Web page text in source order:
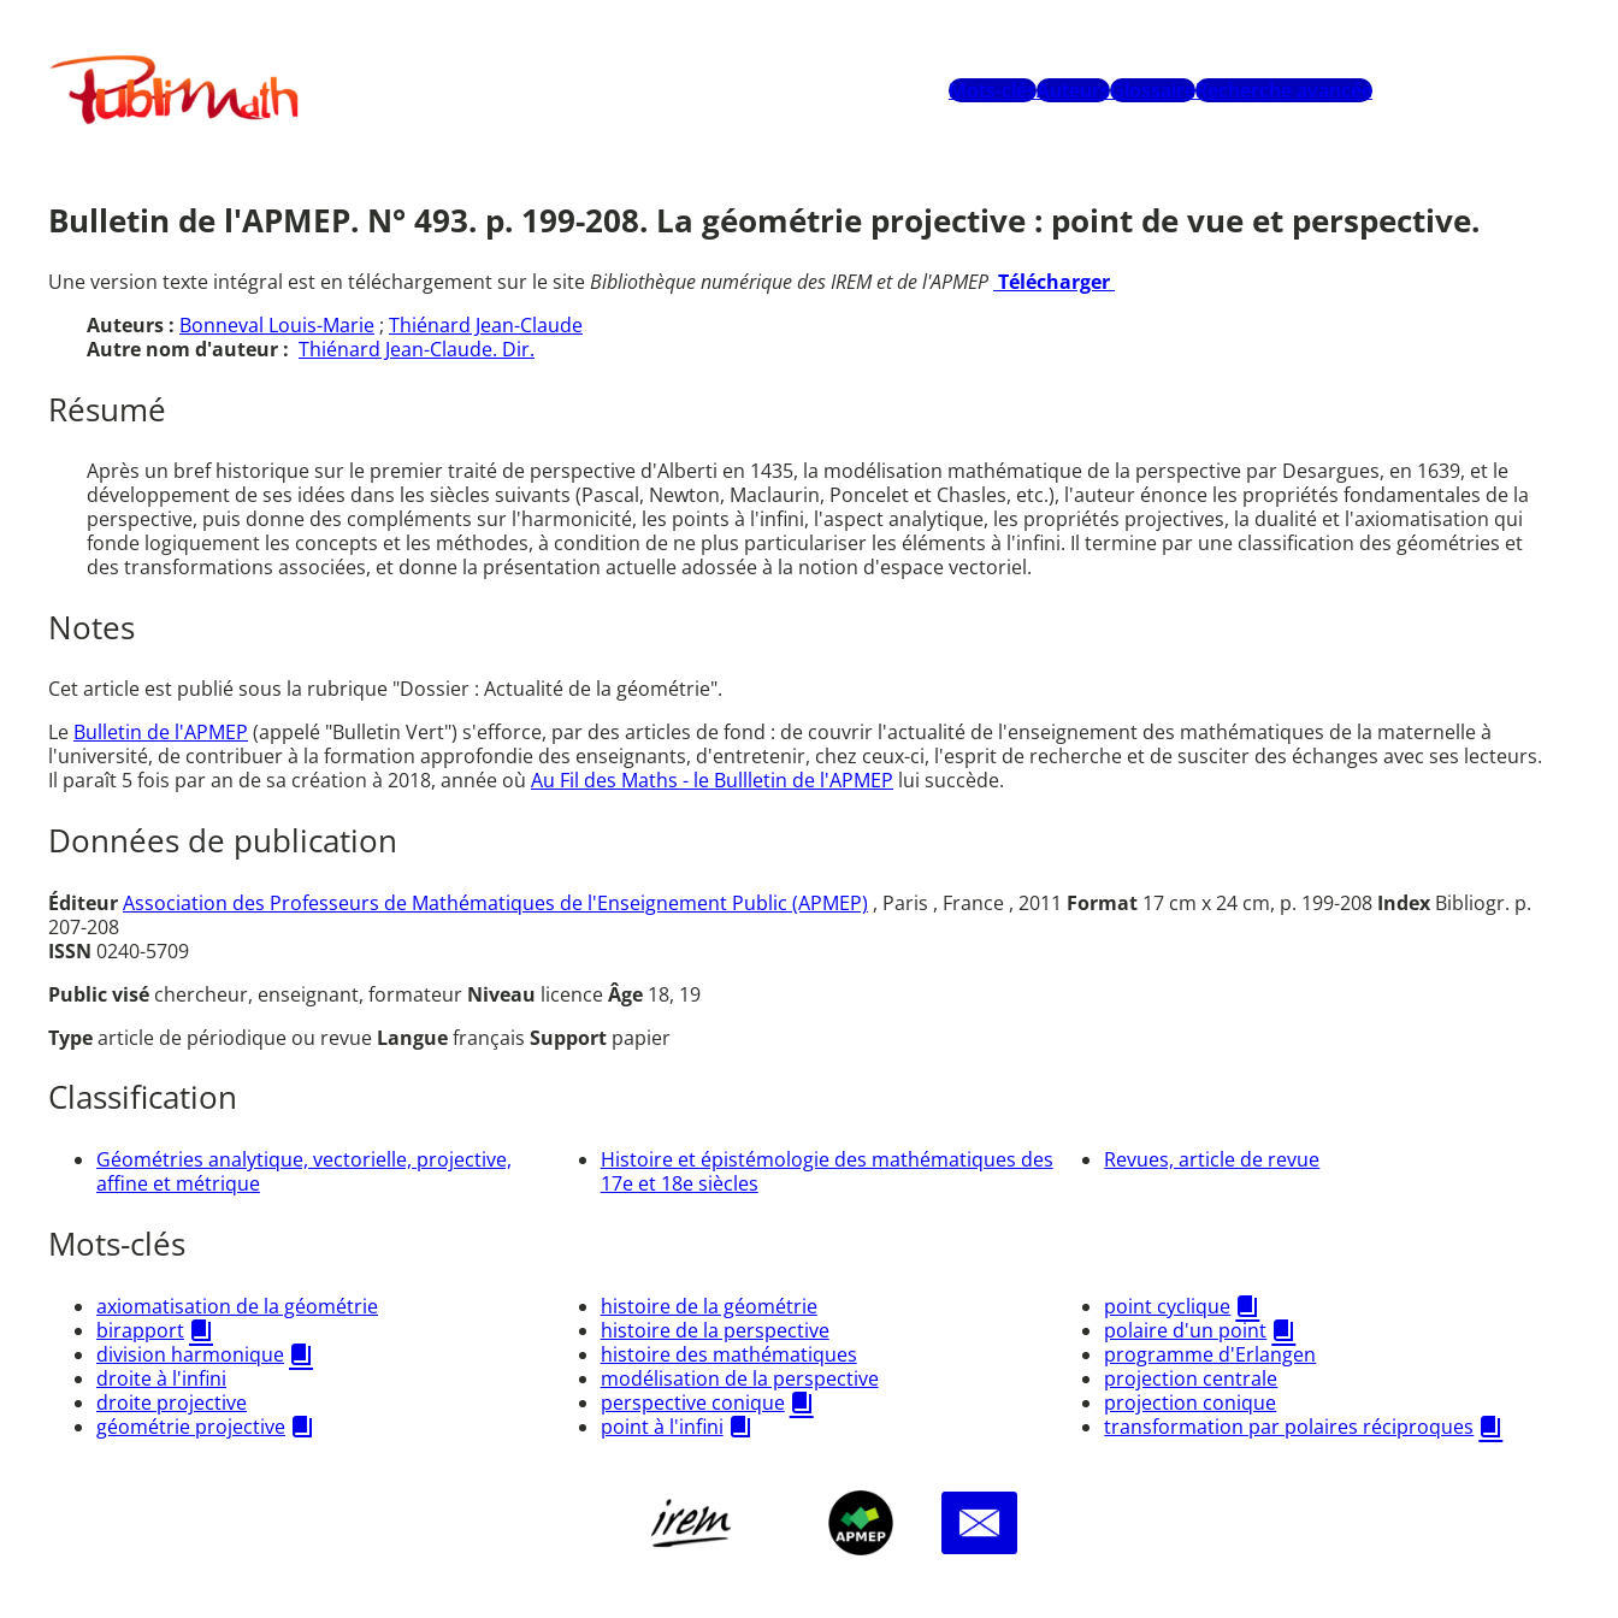
contenuPublimath
Mots-clésAuteursGlossaireRecherche avancée
Bulletin de l'APMEP. N° 493. p. 199-208. La géométrie projective : point de vue et perspective.
Une version texte intégral est en téléchargement sur le siteBibliothèque numérique des IREM et de l'APMEP Télécharger
Auteurs : Bonneval Louis-Marie ; Thiénard Jean-Claude
Autre nom d'auteur : Thiénard Jean-Claude. Dir.
Résumé
Après un bref historique sur le premier traité de perspective d'Alberti en 1435, la modélisation mathématique de la perspective par Desargues, en 1639, et le
développement de ses idées dans les siècles suivants (Pascal, Newton, Maclaurin, Poncelet et Chasles, etc.), l'auteur énonce les propriétés fondamentales de la
perspective, puis donne des compléments sur l'harmonicité, les points à l'infini, l'aspect analytique, les propriétés projectives, la dualité et l'axiomatisation qui
fonde logiquement les concepts et les méthodes, à condition de ne plus particulariser les éléments à l'infini. Il termine par une classification des géométries et
des transformations associées, et donne la présentation actuelle adossée à la notion d'espace vectoriel.
Notes
Cet article est publié sous la rubrique "Dossier : Actualité de la géométrie".
Le Bulletin de l'APMEP (appelé "Bulletin Vert") s'efforce, par des articles de fond : de couvrir l'actualité de l'enseignement des mathématiques de la maternelle à
l'université, de contribuer à la formation approfondie des enseignants, d'entretenir, chez ceux-ci, l'esprit de recherche et de susciter des échanges avec ses lecteurs.
Il paraît 5 fois par an de sa création à 2018, année où Au Fil des Maths - le Bullletin de l'APMEP lui succède.
Données de publication
ÉditeurAssociation des Professeurs de Mathématiques de l'Enseignement Public (APMEP) , Paris , France , 2011 Format 17 cm x 24 cm, p. 199-208 Index Bibliogr. p.
207-208
ISSN 0240-5709
Public visé chercheur, enseignant, formateur Niveau licenceÂge 18, 19
Typearticle de périodique ou revue Languefrançais Support papier
Classification
Géométries analytique, vectorielle, projective,
affine et métrique
Histoire et épistémologie des mathématiques des
17e et 18e siècles
Revues, article de revue
Mots-clés
axiomatisation de la géométrie
birapport
division harmonique
droite à l'infini
droite projective
géométrie projective
histoire de la géométrie
histoire de la perspective
histoire des mathématiques
modélisation de la perspective
perspective conique
point à l'infini
point cyclique
polaire d'un point
programme d'Erlangen
projection centrale
projection conique
transformation par polaires réciproques